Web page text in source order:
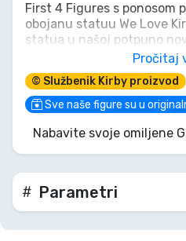
First 4 Figures s ponosom
obojanu statuu We Love
statua u našoj potpuno
Kirby - We Love Kirby
Statua je inspirirana
se pojavljuje iz zemlje na
boje. Sjajna završna
gradijentom čini ga
stopala imaju mat završnu
Pročitaj
© Službenik Kirby proizvod
Sve naše figure su u
Nabavite svoje omiljene
Parametri